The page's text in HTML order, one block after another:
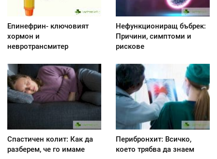
Епинефрин- ключовият
хормон и
невротрансмитер
Нефункциониращ бъбрек:
Причини, симптоми и
рискове
Спастичен колит: Как да
разберем, че го имаме
Перибронхит: Всичко,
което трябва да знаем